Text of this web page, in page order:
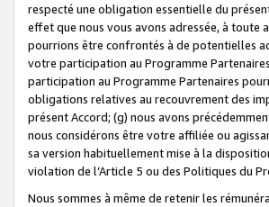
respecté une obligation essentielle du
effet que nous vous avons adressée, à
pourrions être confrontés à de potentielles
votre participation au Programme
participation au Programme Partenaires
obligations relatives au recouvrement des
présent Accord; (g) nous avons
nous considérons être votre affiliée ou
sa version habituellement mise à la
violation de l’Article 5 ou des Politiques du
Nous sommes à même de retenir les